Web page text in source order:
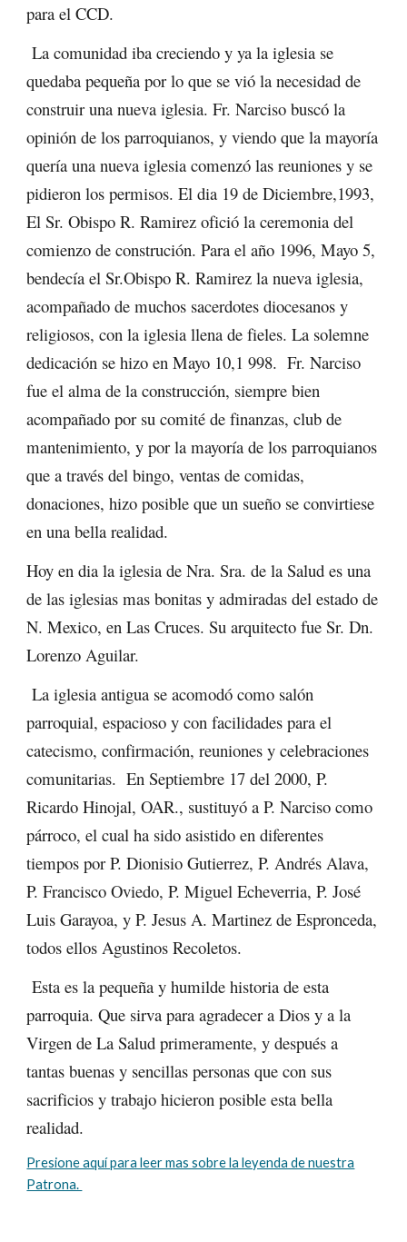
para el CCD.
La comunidad iba creciendo y ya la iglesia se
quedaba pequeña por lo que se vió la necesidad de
construir una nueva iglesia. Fr. Narciso buscó la
opinión de los parroquianos, y viendo que la mayoría
quería una nueva iglesia comenzó las reuniones y se
pidieron los permisos. El dia 19 de Diciembre,1993,
El Sr. Obispo R. Ramirez ofició la ceremonia del
comienzo de construción. Para el año 1996, Mayo 5,
bendecía el Sr.Obispo R. Ramirez la nueva iglesia,
acompañado de muchos sacerdotes diocesanos y
religiosos, con la iglesia llena de fieles. La solemne
dedicación se hizo en Mayo 10,1 998. Fr. Narciso
fue el alma de la construcción, siempre bien
acompañado por su comité de finanzas, club de
mantenimiento, y por la mayoría de los parroquianos
que a través del bingo, ventas de comidas,
donaciones, hizo posible que un sueño se convirtiese
en una bella realidad.
Hoy en dia la iglesia de Nra. Sra. de la Salud es una
de las iglesias mas bonitas y admiradas del estado de
N. Mexico, en Las Cruces. Su arquitecto fue Sr. Dn.
Lorenzo Aguilar.
La iglesia antigua se acomodó como salón
parroquial, espacioso y con facilidades para el
catecismo, confirmación, reuniones y celebraciones
comunitarias. En Septiembre 17 del 2000, P.
Ricardo Hinojal, OAR., sustituyó a P. Narciso como
párroco, el cual ha sido asistido en diferentes
tiempos por P. Dionisio Gutierrez, P. Andrés Alava,
P. Francisco Oviedo, P. Miguel Echeverria, P. José
Luis Garayoa, y P. Jesus A. Martinez de Espronceda,
todos ellos Agustinos Recoletos.
Esta es la pequeña y humilde historia de esta
parroquia. Que sirva para agradecer a Dios y a la
Virgen de La Salud primeramente, y después a
tantas buenas y sencillas personas que con sus
sacrificios y trabajo hicieron posible esta bella
realidad.
Presione aquí para leer mas sobre la leyenda de nuestra
Patrona.